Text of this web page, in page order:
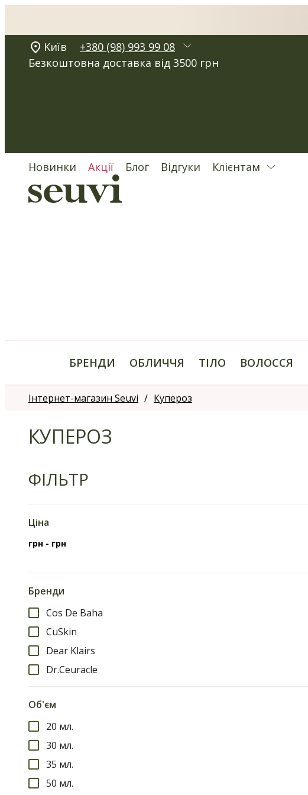
Kиїв
+380 (98) 993 99 08
Безкоштовна доставка від 3500 грн
Новинки Акції Блог Відгуки Клієнтам
БРЕНДИ ОБЛИЧЧЯ ТІЛО ВОЛОССЯ
Інтернет-магазин Seuvi Купероз
КУПЕРОЗ
ФІЛЬТР
Ціна
грн - грн
Бренди
Cos De Baha
CuSkin
Dear Klairs
Dr.Ceuracle
Об'єм
20 мл.
30 мл.
35 мл.
50 мл.